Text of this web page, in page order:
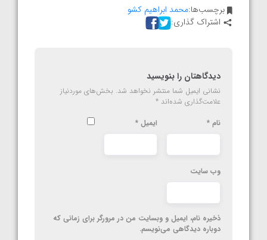
برچسب‌ها:محمد ابراهیم کشو
اشتراک گذاری:
دیدگاهتان را بنویسید
نشانی ایمیل شما منتشر نخواهد شد. بخش‌های موردنیاز
علامت‌گذاری شده‌اند *
نام * ایمیل *
وب‌ سایت
ذخیره نام، ایمیل و وبسایت من در مرورگر برای زمانی که
دوباره دیدگاهی می‌نویسم.